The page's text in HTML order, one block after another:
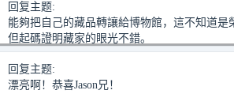
回复主题:
能夠把自己的藏品轉讓給博物館，這不知道是
但起碼證明藏家的眼光不錯。
回复主题:
漂亮啊！恭喜Jason兄！